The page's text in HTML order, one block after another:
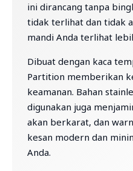
ini dirancang tanpa
tidak terlihat dan tidak
mandi Anda terlihat
Dibuat dengan kaca
Partition memberikan
keamanan. Bahan
digunakan juga
akan berkarat, dan
kesan modern dan
Anda.